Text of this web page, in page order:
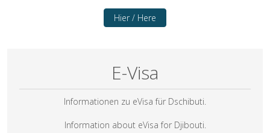
Hier / Here
E-Visa
Informationen zu eVisa für Dschibuti.
Information about eVisa for Djibouti.